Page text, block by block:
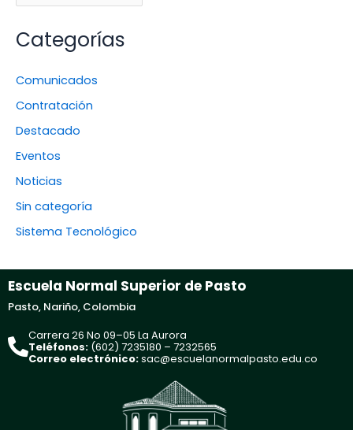
Categorías
Comunicados
Contratación
Destacado
Eventos
Noticias
Sin categoría
Sistema Tecnológico
Escuela Normal Superior de Pasto
Pasto, Nariño, Colombia
Carrera 26 No 09–05 La Aurora
Teléfonos: (602) 7235180 – 7232565
Correo electrónico:sac@escuelanormalpasto.edu.co